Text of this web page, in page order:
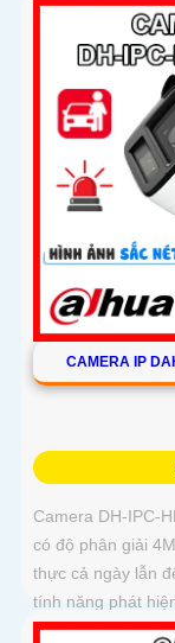
Với chất lượng
CAMERA IP
Camera DH-IPC-
có độ phân giải
thực cả ngày lẫn
tính năng phát
người thông